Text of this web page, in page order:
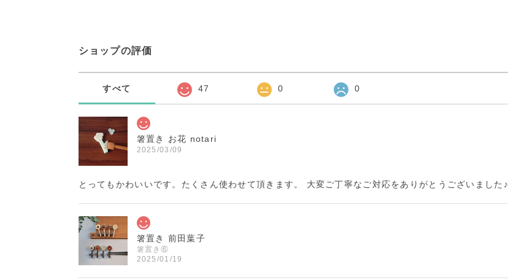
ショップの評価
すべて 47 0 0
箸置き お花 notari
2025/03/09
とってもかわいいです。たくさん使わせて頂きます。 大変ご丁寧なご対応をありがとうございました♪
箸置き 前田葉子
箸置き⑥
2025/01/19